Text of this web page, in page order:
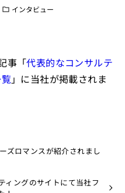
インタビュー
事「代表的なコンサルテ
」に当社が掲載されま
ズロマンスが紹介されまし
ィングのサイトにて当社フ